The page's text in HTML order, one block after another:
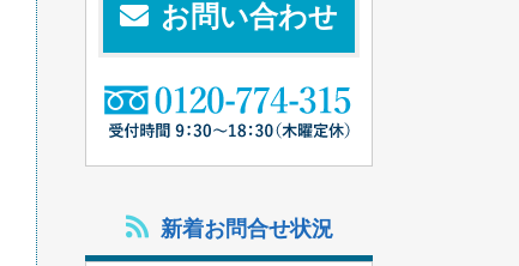
お問い合わせ
新着お問合せ状況